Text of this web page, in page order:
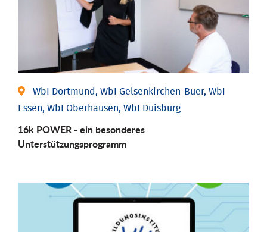
WbI Dortmund, WbI Gelsenkirchen-Buer, WbI
Essen, WbI Oberhausen, WbI Duisburg
16k POWER - ein besonderes
Unterstützungsprogramm